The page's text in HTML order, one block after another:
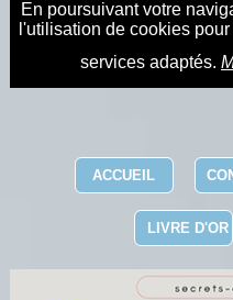
En poursuivant votre
l'utilisation de cookies
services adaptés.
ACCUEIL
LIVRE D'OR